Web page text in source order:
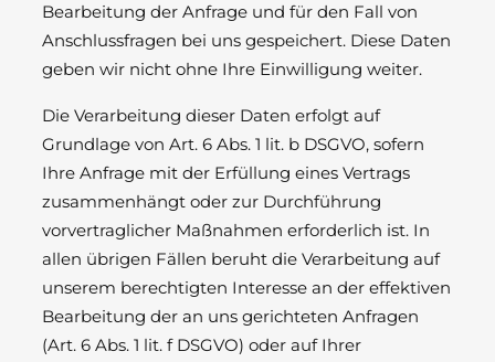
Bearbeitung der Anfrage und für den Fall von
Anschlussfragen bei uns gespeichert. Diese Daten
geben wir nicht ohne Ihre Einwilligung weiter.
Die Verarbeitung dieser Daten erfolgt auf
Grundlage von Art. 6 Abs. 1 lit. b DSGVO, sofern
Ihre Anfrage mit der Erfüllung eines Vertrags
zusammenhängt oder zur Durchführung
vorvertraglicher Maßnahmen erforderlich ist. In
allen übrigen Fällen beruht die Verarbeitung auf
unserem berechtigten Interesse an der effektiven
Bearbeitung der an uns gerichteten Anfragen
(Art. 6 Abs. 1 lit. f DSGVO) oder auf Ihrer